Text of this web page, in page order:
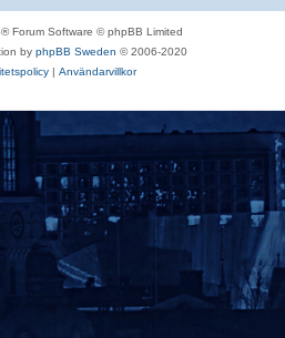
® Forum Software © phpBB Limited
by phpBB Sweden © 2006-2020
| Användarvillkor